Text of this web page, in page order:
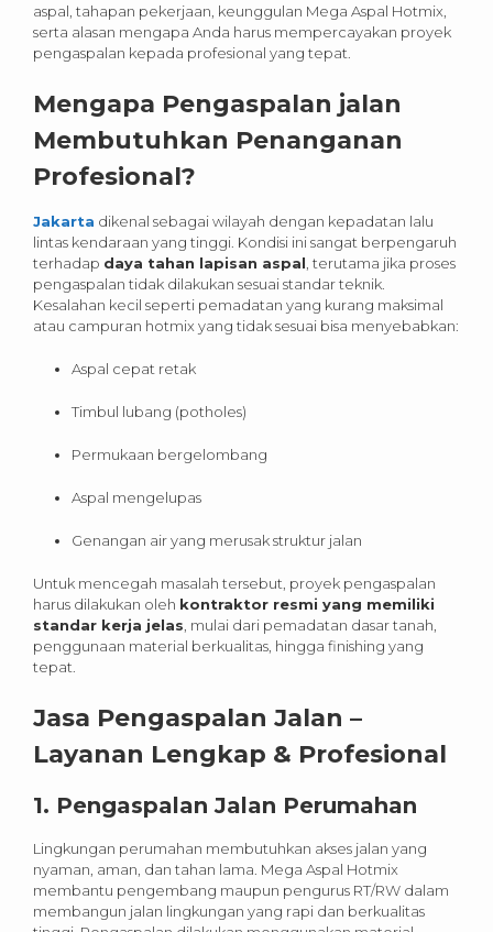
aspal, tahapan pekerjaan, keunggulan Mega Aspal Hotmix,
serta alasan mengapa Anda harus mempercayakan proyek
pengaspalan kepada profesional yang tepat.
Mengapa Pengaspalan jalan
Membutuhkan Penanganan
Profesional?
Jakarta dikenal sebagai wilayah dengan kepadatan lalu
lintas kendaraan yang tinggi. Kondisi ini sangat berpengaruh
terhadap daya tahan lapisan aspal , terutama jika proses
pengaspalan tidak dilakukan sesuai standar teknik.
Kesalahan kecil seperti pemadatan yang kurang maksimal
atau campuran hotmix yang tidak sesuai bisa menyebabkan:
Aspal cepat retak
Timbul lubang (potholes)
Permukaan bergelombang
Aspal mengelupas
Genangan air yang merusak struktur jalan
Untuk mencegah masalah tersebut, proyek pengaspalan
harus dilakukan oleh kontraktor resmi yang memiliki
standar kerja jelas , mulai dari pemadatan dasar tanah,
penggunaan material berkualitas, hingga finishing yang
tepat.
Jasa Pengaspalan Jalan –
Layanan Lengkap & Profesional
1. Pengaspalan Jalan Perumahan
Lingkungan perumahan membutuhkan akses jalan yang
nyaman, aman, dan tahan lama. Mega Aspal Hotmix
membantu pengembang maupun pengurus RT/RW dalam
membangun jalan lingkungan yang rapi dan berkualitas